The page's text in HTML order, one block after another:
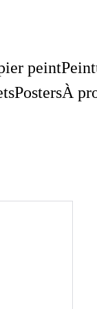
peint
PostersÀ